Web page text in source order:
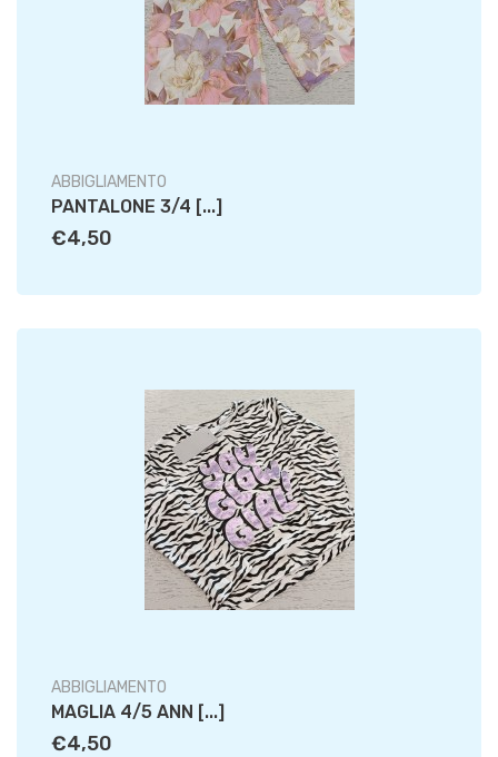
ABBIGLIAMENTO
PANTALONE 3/4 [...]
€4,50
ABBIGLIAMENTO
MAGLIA 4/5 ANN [...]
€4,50